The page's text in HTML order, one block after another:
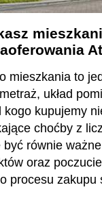
mieszkania to
układ
kogo kupujemy
choćby z
być równie
oraz
procesu